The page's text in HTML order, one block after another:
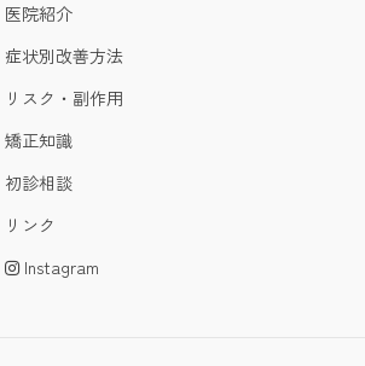
医院紹介
症状別改善方法
リスク・副作用
矯正知識
初診相談
リンク
Instagram